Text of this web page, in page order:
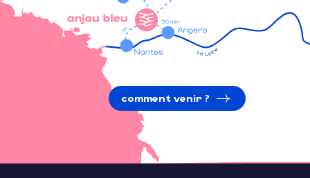
comment venir ?